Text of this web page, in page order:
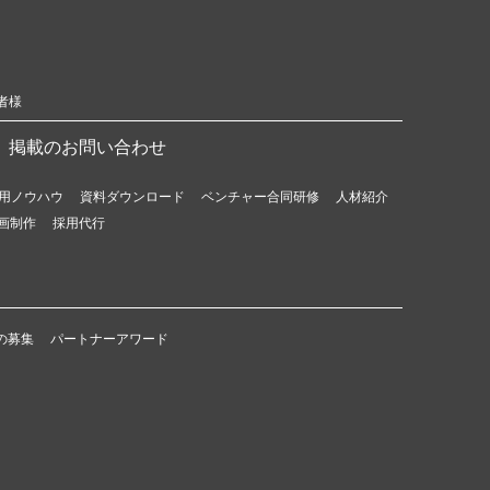
様
掲載のお問い合わせ
ノウハウ 資料ダウンロード ベンチャー合同研修
人材紹介
制作
採用代行
募集 パートナーアワード